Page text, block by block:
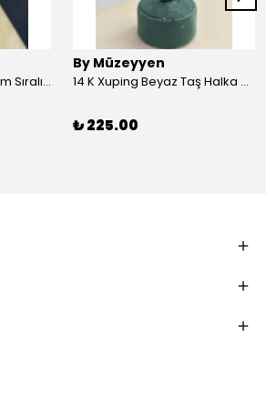
14 K Xuping Baget Kesim Sıralı Bileklik
By Müzeyyen
14 K Xuping Beyaz Taş Halka Küpe
₺ 225.00